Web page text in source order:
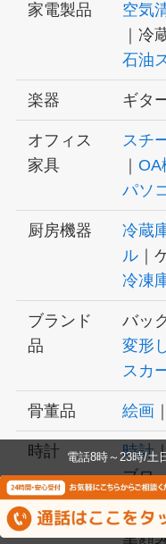
家電製品 空気
｜冷
石油
楽器 ギタ
オフィス
家具
スチ
｜OA
パソ
厨房機器 冷蔵
ル ｜
冷凍
ブランド
品
バッ
変形
スカ
骨董品 絵画
時計 時計
ブロ
美容機器 美容
電話8時～23時/土